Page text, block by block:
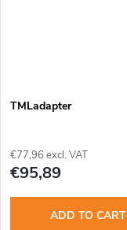
TMLadapter
€77,96 excl. VAT
€95,89
ADD TO CART